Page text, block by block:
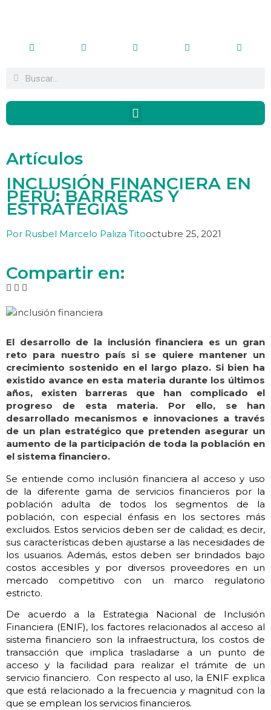
Artículos
INCLUSIÓN FINANCIERA EN
PERÚ: BARRERAS Y
ESTRATEGIAS
Por Rusbel Marcelo Paliza Titooctubre 25, 2021
Compartir en:
El desarrollo de la inclusión financiera es un gran
reto para nuestro país si se quiere mantener un
crecimiento sostenido en el largo plazo. Si bien ha
existido avance en esta materia durante los últimos
años, existen barreras que han complicado el
progreso de esta materia. Por ello, se han
desarrollado mecanismos e innovaciones a través
de un plan estratégico que pretenden asegurar un
aumento de la participación de toda la población en
el sistema financiero.
Se entiende como inclusión financiera al acceso y uso
de la diferente gama de servicios financieros por la
población adulta de todos los segmentos de la
población, con especial énfasis en los sectores más
excluidos. Estos servicios deben ser de calidad; es decir,
sus características deben ajustarse a las necesidades de
los usuarios. Además, estos deben ser brindados bajo
costos accesibles y por diversos proveedores en un
mercado competitivo con un marco regulatorio
estricto.
De acuerdo a la Estrategia Nacional de Inclusión
Financiera (ENIF), los factores relacionados al acceso al
sistema financiero son la infraestructura, los costos de
transacción que implica trasladarse a un punto de
acceso y la facilidad para realizar el trámite de un
servicio financiero. Con respecto al uso, la ENIF explica
que está relacionado a la frecuencia y magnitud con la
que se emplean los servicios financieros.